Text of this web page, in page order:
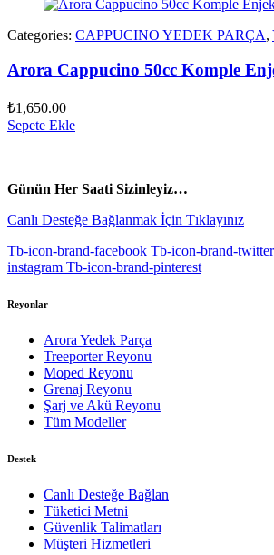
Categories: CAPPUCINO YEDEK PARÇA,
Arora Cappucino 50cc Komple
₺1,650.00
Sepete Ekle
Günün Her Saati Sizinleyiz…
Canlı Desteğe Bağlanmak İçin Tıklayınız
Tb-icon-brand-facebook Tb-icon-brand-twitter
instagram Tb-icon-brand-pinterest
Reyonlar
Arora Yedek Parça
Treeporter Reyonu
Moped Reyonu
Grenaj Reyonu
Şarj ve Akü Reyonu
Tüm Modeller
Destek
Canlı Desteğe Bağlan
Tüketici Metni
Güvenlik Talimatları
Müşteri Hizmetleri